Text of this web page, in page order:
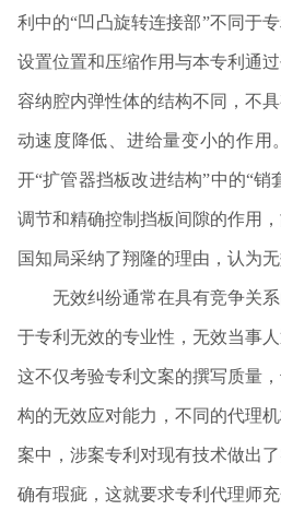
利中的“凹凸旋转连接部”不同于
设置位置和压缩作用与本专利通
容纳腔内弹性体的结构不同，不
动速度降低、进给量变小的作用
开“扩管器挡板改进结构”中的“销
调节和精确控制挡板间隙的作用
国知局采纳了翔隆的理由，认为无
无效纠纷通常在具有竞争关
于专利无效的专业性，无效当事
这不仅考验专利文案的撰写质量
构的无效应对能力，不同的代理
案中，涉案专利对现有技术做出
确有瑕疵，这就要求专利代理师